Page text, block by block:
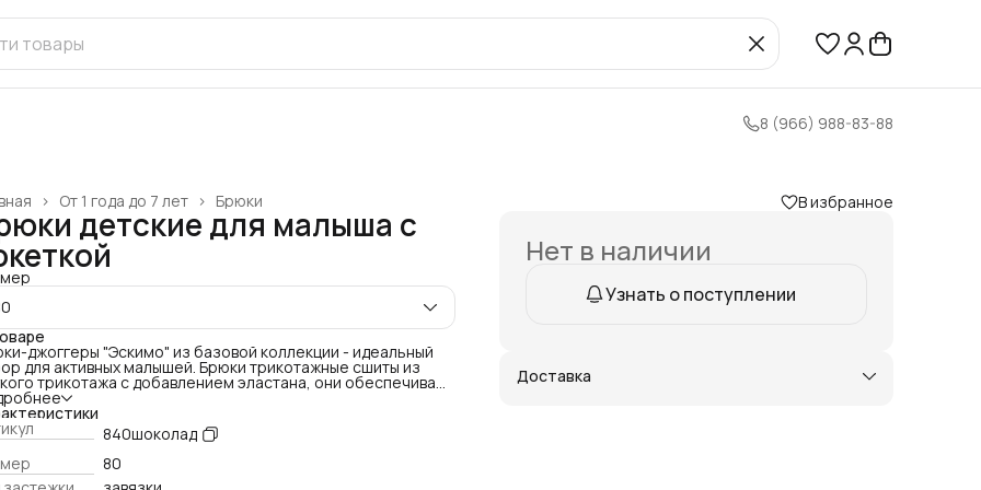
8 (966) 988-83-88
Брюки
От 1 года до 7 лет ›
›
детские для малыша с
джоггеры "Эскимо" из базовой коллекции - идеальный
для активных малышей. Брюки трикотажные сшиты из
трикотажа с добавлением эластана, они обеспечивают
движений и комфорт в течение всего дня.
цвет и отсутствие декоративных элементов делают эти
универсальными и обеспечивает приятные тактильные
Модель с завязками на поясе и прорезными
подойдет как для дома, так и для прогулок на улице в
погоду.
840шоколад
80
В избранное
Нет в наличии
Узнать о поступлении
Доставка